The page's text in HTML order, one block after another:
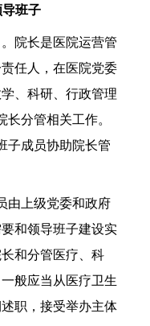
班子
院长是医院运营管
任人，在医院党委
、科研、行政管理
分管相关工作。
子成员协助院长管
由上级党委和政府
和领导班子建设实
和分管医疗、科
般应当从医疗卫生
职，接受举办主体